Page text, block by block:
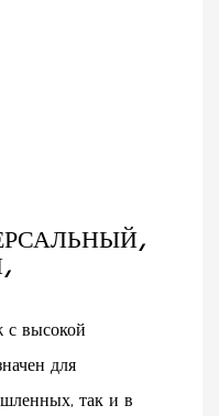
с высокой
для
так и в